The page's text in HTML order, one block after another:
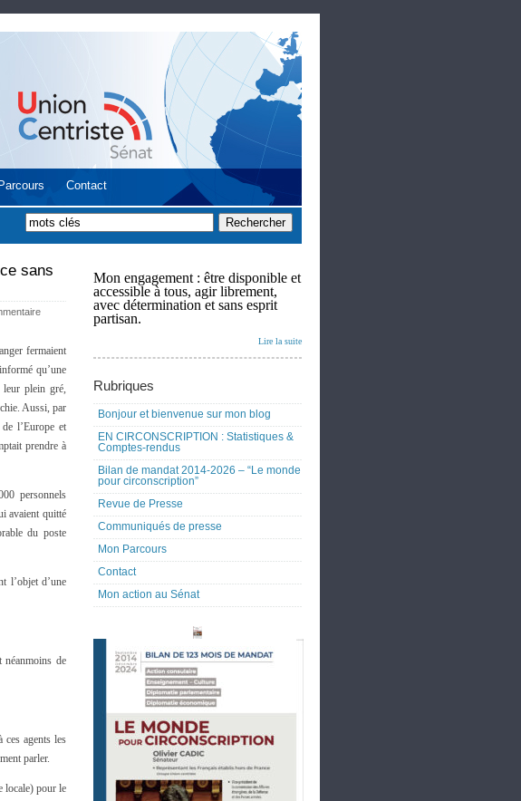
Parcours Contact
sans
fermaient
qu’une
leur plein gré,
Aussi, par
l’Europe et
prendre à
personnels
avaient quitté
du poste
l’objet d’une
néanmoins de
ces agents les
parler.
locale) pour le
Mon engagement : être disponible et
accessible à tous, agir librement,
avec détermination et sans esprit
partisan.
Lire la suite
Rubriques
Bonjour et bienvenue sur mon blog
EN CIRCONSCRIPTION : Statistiques &
Comptes-rendus
Bilan de mandat 2014-2026 – “Le monde
pour circonscription”
Revue de Presse
Communiqués de presse
Mon Parcours
Contact
Mon action au Sénat